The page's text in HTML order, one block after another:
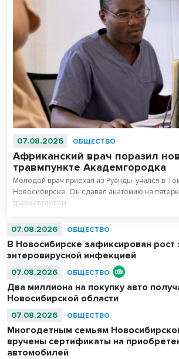
07.08.2026 ОБЩЕСТВО
Африканский врач поразил
травмпункте Академгородка
Молодой врач приехал из Руанды, учился в
Новосибирске. Он сдавал анатомию на
травматологом.
07.08.2026 ОБЩЕСТВО
В Новосибирске зафиксирован рост
энтеровирусной инфекцией
07.08.2026 ОБЩЕСТВО
Два миллиона на покупку авто
Новосибирской области
07.08.2026 ОБЩЕСТВО
Многодетным семьям
вручены сертификаты на
автомобилей